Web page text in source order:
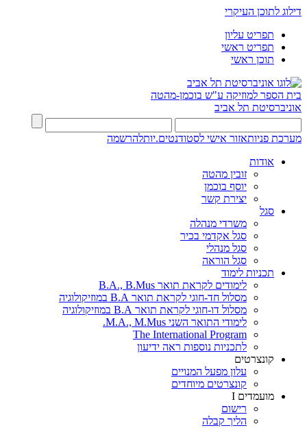
דילוג לתוכן העיקרי
תפריט עליון
תפריט ראשי
תוכן ראשי
בית הספר למוזיקה ע"ש בוכמן-מהטה
אוניברסיטת תל אביב
מערכת פניותאזור אישי לסטודנטים.יותלהרשמה
אודות
זובין מהטה
יוסף בוכמן
יצירת קשר
סגל
משרדי מנהלה
סגל אקדמי בכיר
סגל מנהלי
סגל הוראה
תכניות לימוד
לימודים לקראת תואר B.A., B.Mus
מסלול חד-חוגי לקראת תואר B.A במוזיקולוגיה
מסלול דו-חוגי לקראת תואר B.A במוזיקולוגיה
לימודי התואר השני M.A., M.Mus.
The International Program
לתכניות נוספות ראה ידיעון
קונצרטים
עלון מפעל המנויים
קונצרטים מיוחדים
מועמדים I
רישום
הליך קבלה